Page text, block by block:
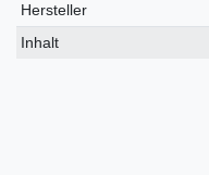
Hersteller
Inhalt